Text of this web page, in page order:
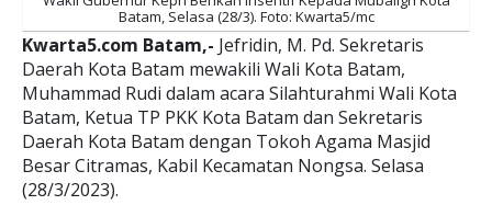
Batam, Selasa (28/3). Foto: Kwarta5/mc
Kwarta5.com Batam,- Jefridin, M. Pd. Sekretaris
Daerah Kota Batam mewakili Wali Kota Batam,
Muhammad Rudi dalam acara Silahturahmi Wali Kota
Batam, Ketua TP PKK Kota Batam dan Sekretaris
Daerah Kota Batam dengan Tokoh Agama Masjid
Besar Citramas, Kabil Kecamatan Nongsa. Selasa
(28/3/2023).